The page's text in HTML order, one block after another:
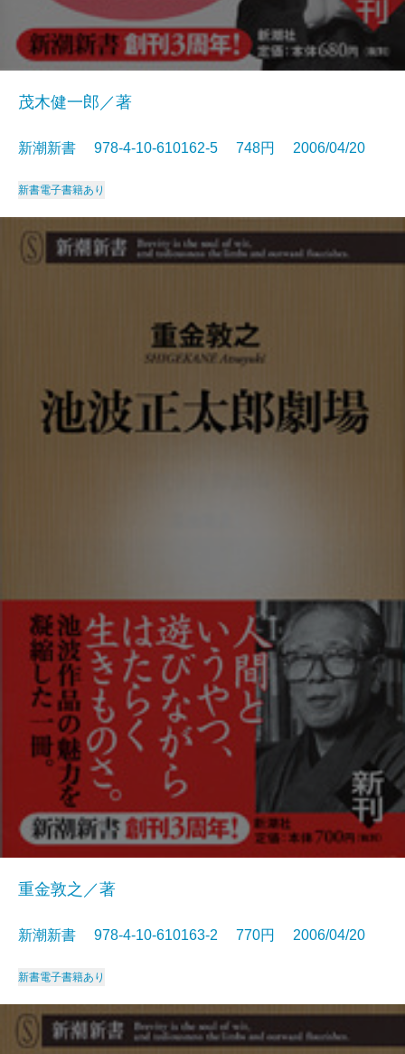
茂木健一郎／著
新潮新書 978-4-10-610162-5 748円 2006/04/20
新書電子書籍あり
重金敦之／著
新潮新書 978-4-10-610163-2 770円 2006/04/20
新書電子書籍あり